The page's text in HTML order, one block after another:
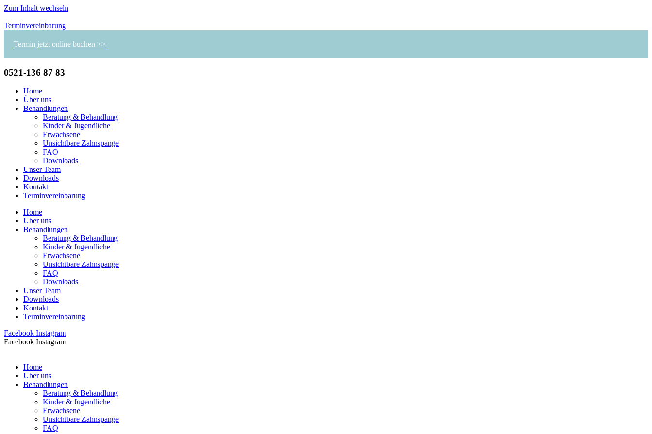
Zum Inhalt wechseln
Terminvereinbarung
Termin jetzt online buchen >>
0521-136 87 83
Home
Über uns
Behandlungen
Beratung & Behandlung
Kinder & Jugendliche
Erwachsene
Unsichtbare Zahnspange
FAQ
Downloads
Unser Team
Downloads
Kontakt
Terminvereinbarung
Home
Über uns
Behandlungen
Beratung & Behandlung
Kinder & Jugendliche
Erwachsene
Unsichtbare Zahnspange
FAQ
Downloads
Unser Team
Downloads
Kontakt
Terminvereinbarung
Facebook Instagram
Facebook Instagram
Home
Über uns
Behandlungen
Beratung & Behandlung
Kinder & Jugendliche
Erwachsene
Unsichtbare Zahnspange
FAQ